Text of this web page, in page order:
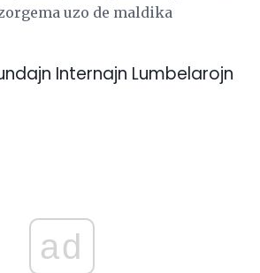
uzo de maldika
Internajn Lumbelarojn
ad